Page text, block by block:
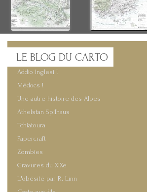
LE BLOG DU CARTO
Addio Inglesi !
Médocs !
Une autre histoire des Alpes
Athelstan Spilhaus
Tchiatoura
Papercraft
Zombies
Gravures du XIXe
L'obésité par R. Linn